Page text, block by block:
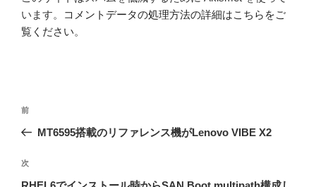
います。
コメントデータの処理方法の詳細はこちらをご
覧ください。
投
ビ
ゲ
前
の
稿
前
MT6595搭載のリファレンス機がLenovo VIBE X2
次
の
次